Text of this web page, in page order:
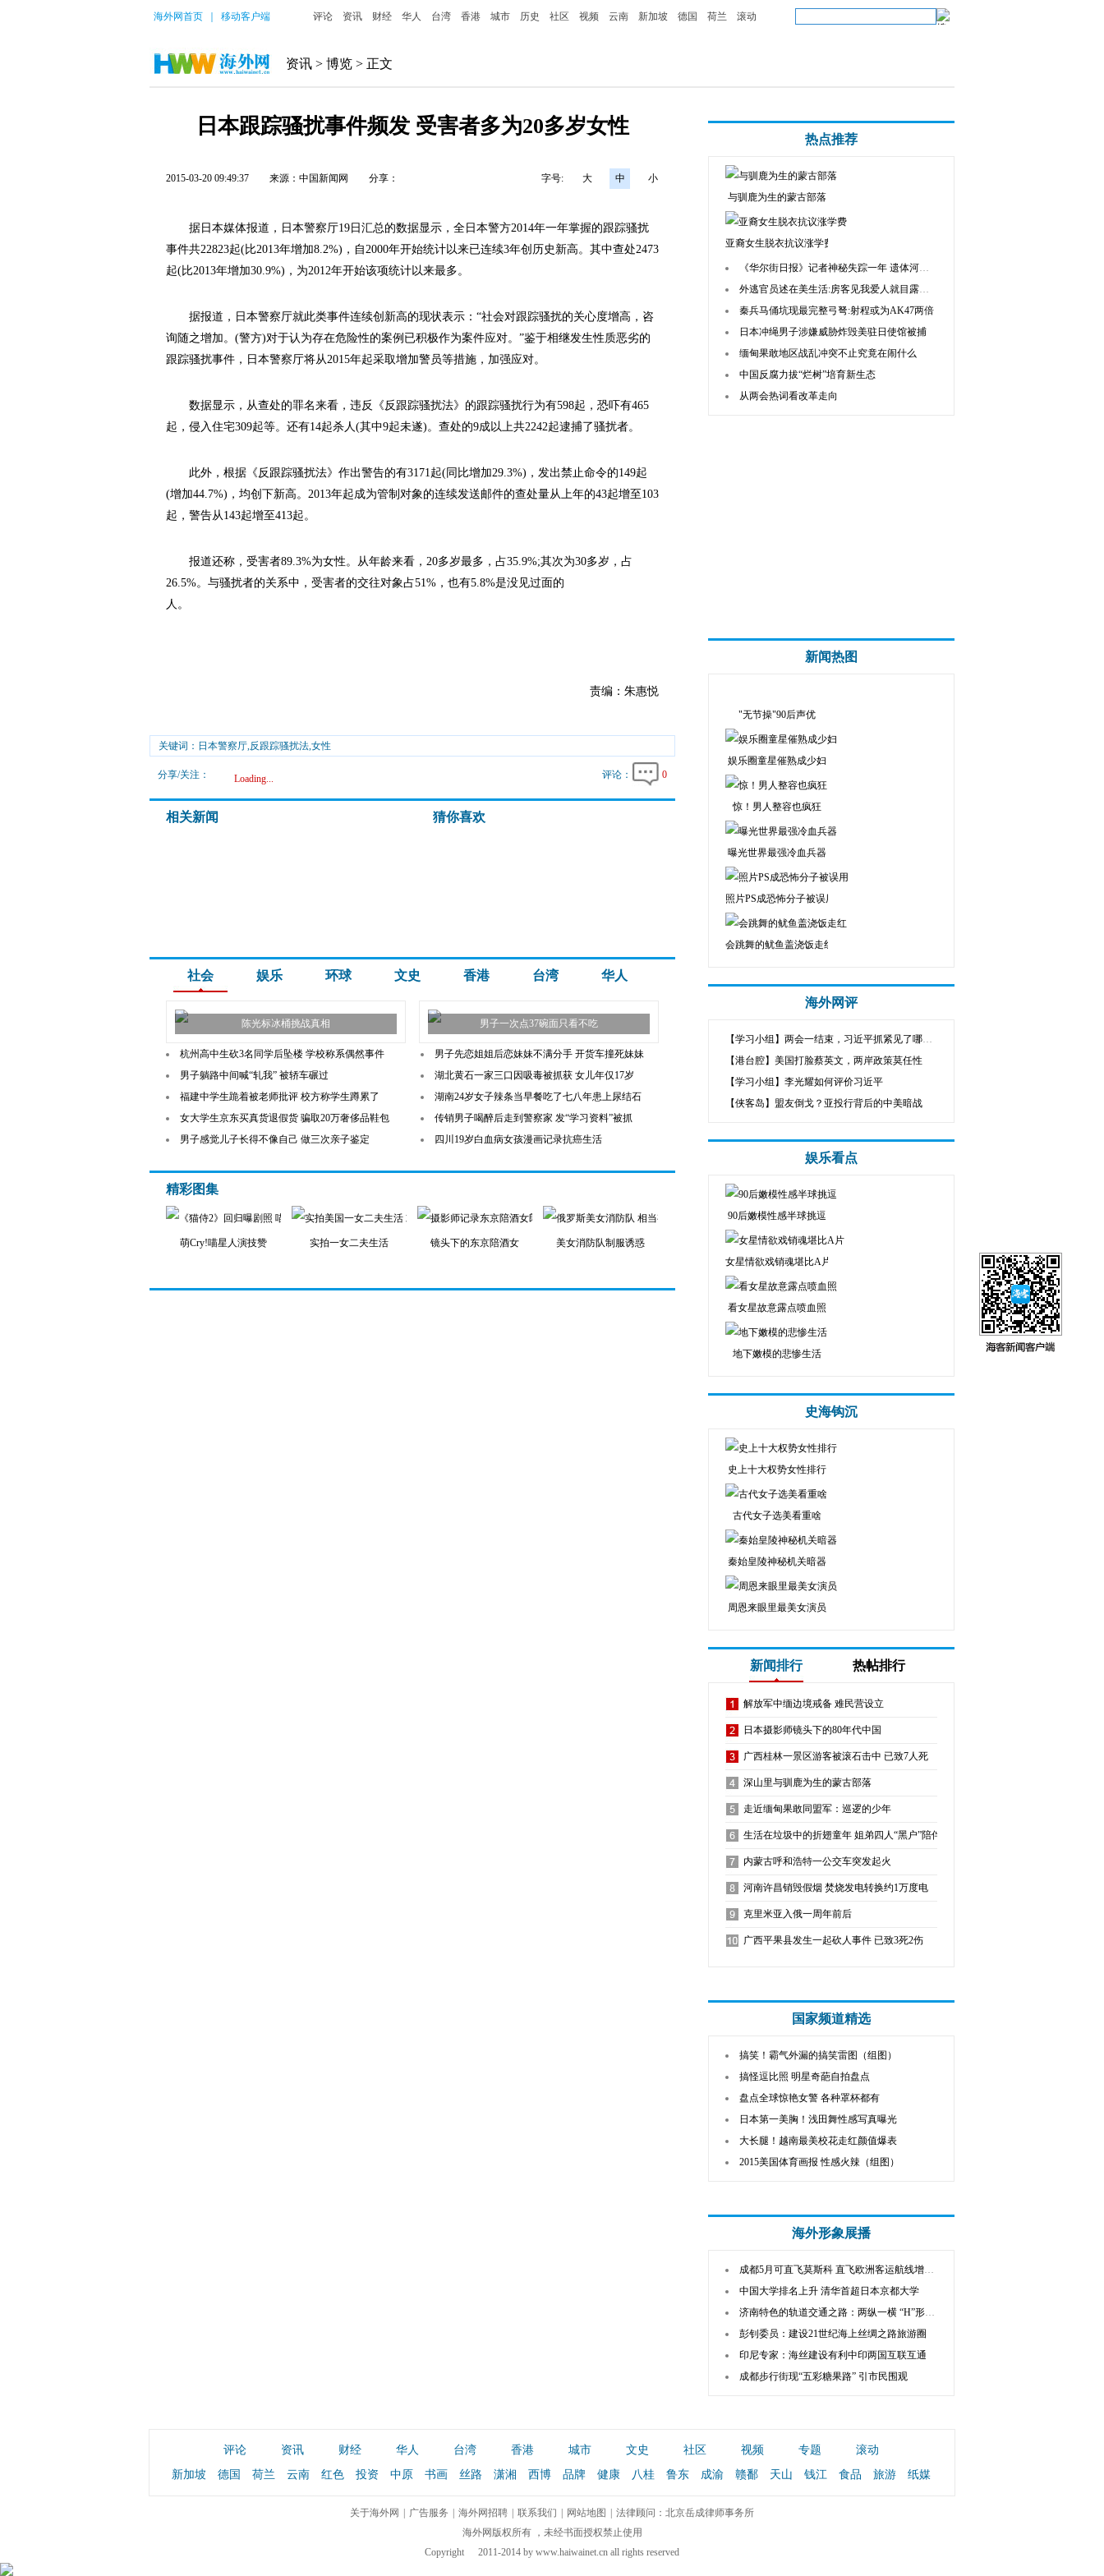
海外网首页 移动客户端 评论 资讯 财经 华人 台湾 香港 城市 历史 社区 视频 云南 新加坡 德国 荷兰 滚动
资讯 > 博览 > 正文
日本跟踪骚扰事件频发 受害者多为20多岁女性
2015-03-20 09:49:37 来源：中国新闻网 分享： 字号: 大 中 小
据日本媒体报道，日本警察厅19日汇总的数据显示，全日本警方2014年一年掌握的跟踪骚扰
事件共22823起(比2013年增加8.2%)，自2000年开始统计以来已连续3年创历史新高。其中查处2473
起(比2013年增加30.9%)，为2012年开始该项统计以来最多。
据报道，日本警察厅就此类事件连续创新高的现状表示：“社会对跟踪骚扰的关心度增高，咨
询随之增加。(警方)对于认为存在危险性的案例已积极作为案件应对。”鉴于相继发生性质恶劣的
跟踪骚扰事件，日本警察厅将从2015年起采取增加警员等措施，加强应对。
数据显示，从查处的罪名来看，违反《反跟踪骚扰法》的跟踪骚扰行为有598起，恐吓有465
起，侵入住宅309起等。还有14起杀人(其中9起未遂)。查处的9成以上共2242起逮捕了骚扰者。
此外，根据《反跟踪骚扰法》作出警告的有3171起(同比增加29.3%)，发出禁止命令的149起
(增加44.7%)，均创下新高。2013年起成为管制对象的连续发送邮件的查处量从上年的43起增至103
起，警告从143起增至413起。
报道还称，受害者89.3%为女性。从年龄来看，20多岁最多，占35.9%;其次为30多岁，占
26.5%。与骚扰者的关系中，受害者的交往对象占51%，也有5.8%是没见过面的
人。
责编：朱惠悦
关键词：日本警察厅,反跟踪骚扰法,女性
分享/关注： Loading... 评论： 0
相关新闻 猜你喜欢
社会 娱乐 环球 文史 香港 台湾 华人
陈光标冰桶挑战真相 男子一次点37碗面只看不吃
杭州高中生砍3名同学后坠楼 学校称系偶然事件
男子躺路中间喊“轧我” 被轿车碾过
福建中学生跪着被老师批评 校方称学生蹲累了
女大学生京东买真货退假货 骗取20万奢侈品鞋包
男子感觉儿子长得不像自己 做三次亲子鉴定
男子先恋姐姐后恋妹妹不满分手 开货车撞死妹妹
湖北黄石一家三口因吸毒被抓获 女儿年仅17岁
湖南24岁女子辣条当早餐吃了七八年患上尿结石
传销男子喝醉后走到警察家 发“学习资料”被抓
四川19岁白血病女孩漫画记录抗癌生活
精彩图集
萌Cry!喵星人演技赞 实拍一女二夫生活 镜头下的东京陪酒女 美女消防队制服诱惑
热点推荐
与驯鹿为生的蒙古部落
亚裔女生脱衣抗议涨学费
《华尔街日报》记者神秘失踪一年 遗体河中寻获
外逃官员述在美生活:房客见我爱人就目露淫光
秦兵马俑坑现最完整弓弩:射程或为AK47两倍
日本冲绳男子涉嫌威胁炸毁美驻日使馆被捕
缅甸果敢地区战乱冲突不止究竟在闹什么
中国反腐力拔“烂树”培育新生态
从两会热词看改革走向
新闻热图
"无节操"90后声优
娱乐圈童星催熟成少妇
惊！男人整容也疯狂
曝光世界最强冷血兵器
照片PS成恐怖分子被误用
会跳舞的鱿鱼盖浇饭走红
海外网评
【学习小组】两会一结束，习近平抓紧见了哪3个人
【港台腔】美国打脸蔡英文，两岸政策莫任性
【学习小组】李光耀如何评价习近平
【侠客岛】盟友倒戈？亚投行背后的中美暗战
娱乐看点
90后嫩模性感半球挑逗
女星情欲戏销魂堪比A片
看女星故意露点喷血照
地下嫩模的悲惨生活
史海钩沉
史上十大权势女性排行
古代女子选美看重啥
秦始皇陵神秘机关暗器
周恩来眼里最美女演员
新闻排行 热帖排行
解放军中缅边境戒备 难民营设立
日本摄影师镜头下的80年代中国
广西桂林一景区游客被滚石击中 已致7人死
深山里与驯鹿为生的蒙古部落
走近缅甸果敢同盟军：巡逻的少年
内蒙古呼和浩特一公交车突发起火
河南许昌销毁假烟 焚烧发电转换约1万度电
克里米亚入俄一周年前后
广西平果县发生一起砍人事件 已致3死2伤
国家频道精选
搞笑！霸气外漏的搞笑雷图（组图）
搞怪逗比照 明星奇葩自拍盘点
盘点全球惊艳女警 各种罩杯都有
日本第一美胸！浅田舞性感写真曝光
大长腿！越南最美校花走红颜值爆表
2015美国体育画报 性感火辣（组图）
海外形象展播
成都5月可直飞莫斯科 直飞欧洲客运航线增至4条
中国大学排名上升 清华首超日本京都大学
济南特色的轨道交通之路：两纵一横 “H”形构架
彭钊委员：建设21世纪海上丝绸之路旅游圈
印尼专家：海丝建设有利中印两国互联互通
成都步行街现“五彩糖果路” 引市民围观
评论 资讯 财经 华人 台湾 香港 城市 文史 社区 视频 专题
滚动
新加坡
德国 荷兰 云南 红色 投资 中原 书画 丝路 潇湘 西博 品牌 健康 八桂 鲁东 成渝 赣鄱 天山 钱江 食品 旅游 纸媒
关于海外网 广告服务 海外网招聘 联系我们 网站地图
法律顾问：北京岳成律师事务所
海外网版权所有 ，未经书面授权禁止使用
Copyright
2011-2014 by www.haiwainet.cn all rights reserved